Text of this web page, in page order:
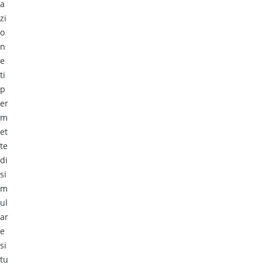
a
zi
o
n
e
ti
p
er
m
et
te
di
si
m
ul
ar
e
si
tu